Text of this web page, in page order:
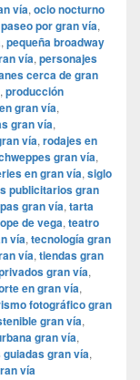
vía, ocio nocturno
paseo por gran vía,
, pequeña broadway
vía, personajes
cerca de gran
, producción
gran vía,
gran vía,
vía, rodajes en
gran vía,
en gran vía, siglo
publicitarios gran
gran vía, tarta
de vega, teatro
vía, tecnología gran
vía, tiendas gran
gran vía,
en gran vía,
fotográfico gran
gran vía,
gran vía,
gran vía,
vía